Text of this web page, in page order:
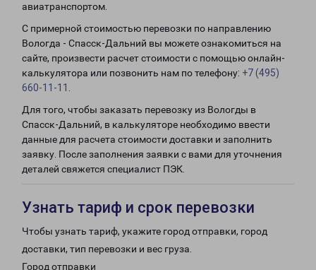
авиатранспортом.
С примерной стоимостью перевозки по направлению
Вологда - Спасск-Дальний вы можете ознакомиться на
сайте, произвести расчет стоимости с помощью онлайн-
калькулятора или позвонить нам по телефону: +7 (495)
660-11-11
Для того, чтобы заказать перевозку из Вологды в
Спасск-Дальний, в калькуляторе необходимо ввести
данные для расчета стоимости доставки и заполнить
заявку. После заполнения заявки с вами для уточнения
деталей свяжется специалист ПЭК.
Узнать тариф и срок перевозки
Чтобы узнать тариф, укажите город отправки, город
доставки, тип перевозки и вес груза.
Город отправки